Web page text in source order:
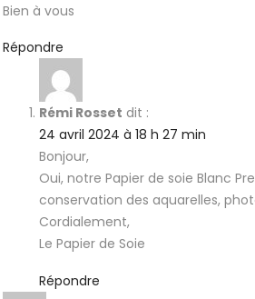
Bien à vous
Répondre
Rémi Rosset dit :
24 avril 2024 à 18 h 27 min
Bonjour,
Oui, notre Papier de soie Blanc
conservation des aquarelles,
Cordialement,
Le Papier de Soie
Répondre